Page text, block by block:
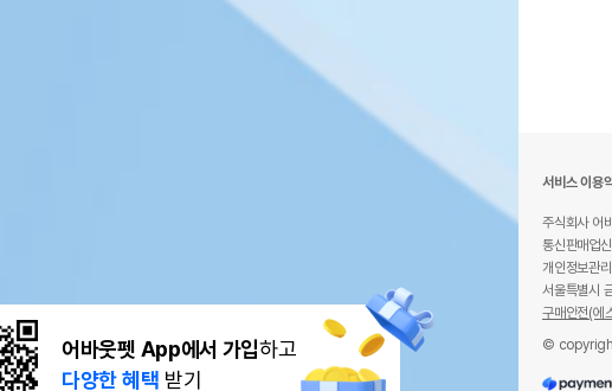
어바웃펫 App에서 가입하고
다양한 혜택 받기
서비스 이용
주식회사 어
통신판매업
개인정보관
서울특별시
구매안전(에
©